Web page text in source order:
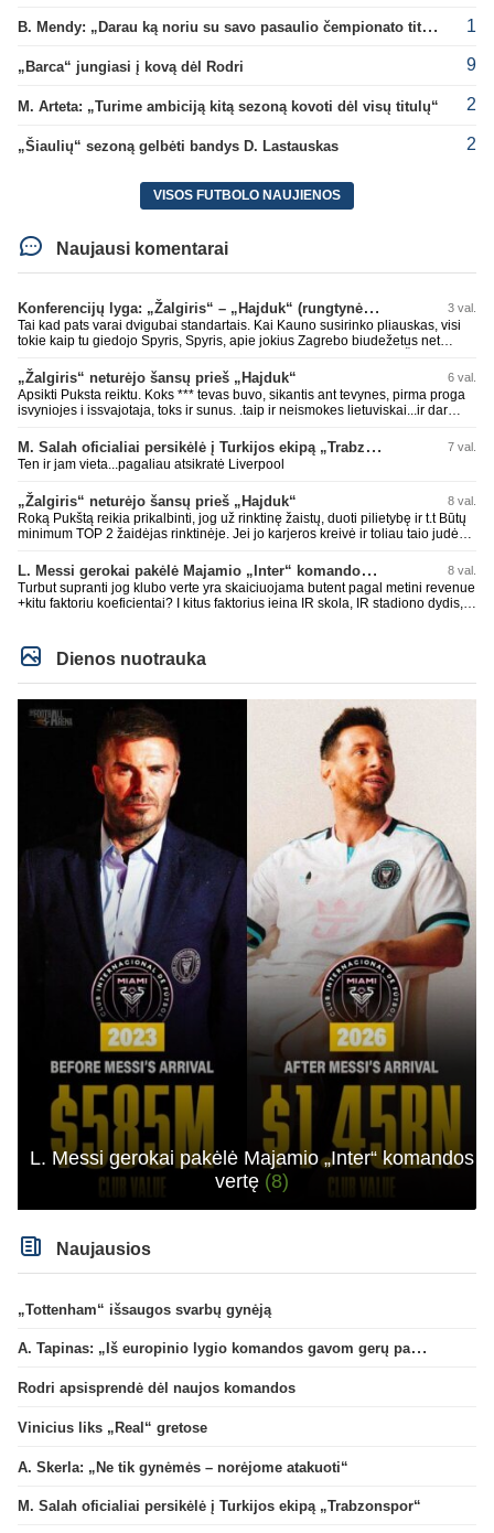
B. Mendy: „Darau ką noriu su savo pasaulio čempionato titulu“ 1
„Barca“ jungiasi į kovą dėl Rodri 9
M. Arteta: „Turime ambiciją kitą sezoną kovoti dėl visų titulų“ 2
„Šiaulių“ sezoną gelbėti bandys D. Lastauskas 2
VISOS FUTBOLO NAUJIENOS
Naujausi komentarai
Konferencijų lyga: „Žalgiris“ – „Hajduk“ (rungtynės tiesiogiai) 3 val.
Tai kad pats varai dvigubai standartais. Kai Kauno susirinko pliauskas, visi
tokie kaip tu giedojo Spyris, Spyris, apie jokius Zagrebo biudežetus net
daug didesnis. Tfu ant tokių.
„Žalgiris“ neturėjo šansų prieš „Hajduk“ 6 val.
Apsikti Puksta reiktu. Koks *** tevas buvo, sikantis ant tevynes, pirma proga
isvyniojes i issvajotaja, toks ir sunus. .taip ir neismokes lietuviskai...ir dar
laurynas ikalbins
M. Salah oficialiai persikėlė į Turkijos ekipą „Trabzonspor“ 7 val.
Ten ir jam vieta...pagaliau atsikratė Liverpool
„Žalgiris“ neturėjo šansų prieš „Hajduk“ 8 val.
Roką Pukštą reikia prikalbinti, jog už rinktinę žaistų, duoti pilietybę ir t.t Būtų
minimum TOP 2 žaidėjas rinktinėje. Jei jo karjeros kreivė ir toliau taio judės,
L. Messi gerokai pakėlė Majamio „Inter“ komandos vertę 8 val.
Turbut supranti jog klubo verte yra skaiciuojama butent pagal metini revenue
+kitu faktoriu koeficientai? I kitus faktorius ieina IR skola, IR stadiono dydis,
milzinisko klubo vertes suoli siemet. Be to, tie 200 pamineti cia yra visiskai
on-point, jeigu jau musu mylimas D. prasneko apie klubo vertes kelima, arba
CR atveju - numusima.
Dienos nuotrauka
L. Messi gerokai pakėlė Majamio „Inter“ komandos
vertę (8)
Naujausios
„Tottenham“ išsaugos svarbų gynėją
A. Tapinas: „Iš europinio lygio komandos gavom gerų pamokų“
Rodri apsisprendė dėl naujos komandos
Vinicius liks „Real“ gretose
A. Skerla: „Ne tik gynėmės – norėjome atakuoti“
M. Salah oficialiai persikėlė į Turkijos ekipą „Trabzonspor“